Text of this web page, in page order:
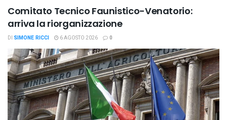
Comitato Tecnico Faunistico-Venatorio:
arriva la riorganizzazione
DI SIMONE RICCI 6 AGOSTO 2026 0